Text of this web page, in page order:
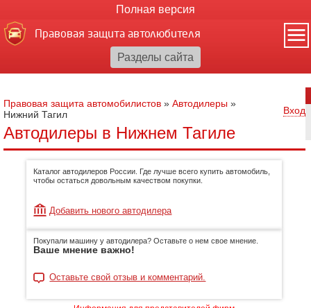
Полная версия
Правовая защита автолюбителя
Правовая защита автомобилистов » Автодилеры »
Нижний Тагил
Вход
Автодилеры в Нижнем Тагиле
Каталог автодилеров России. Где лучше всего купить автомобиль,
чтобы остаться довольным качеством покупки.
Добавить нового автодилера
Покупали машину у автодилера? Оставьте о нем свое мнение.
Ваше мнение важно!
Оставьте свой отзыв и комментарий.